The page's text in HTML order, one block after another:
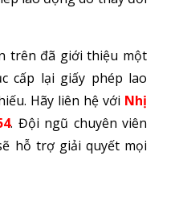
trên đã giới thiệu một
cấp lại giấy phép lao
Hãy liên hệ với Nhị
. Đội ngũ chuyên viên
hỗ trợ giải quyết mọi